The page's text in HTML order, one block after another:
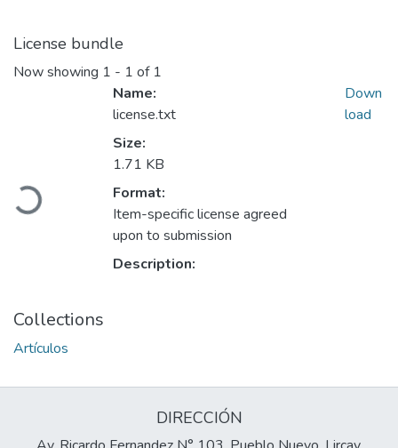
License bundle
Now showing 1 - 1 of 1
Loading...
Name:
license.txt
Size:
1.71 KB
Format:
Item-specific license agreed
upon to submission
Description:
Down
load
Collections
Artículos
DIRECCIÓN